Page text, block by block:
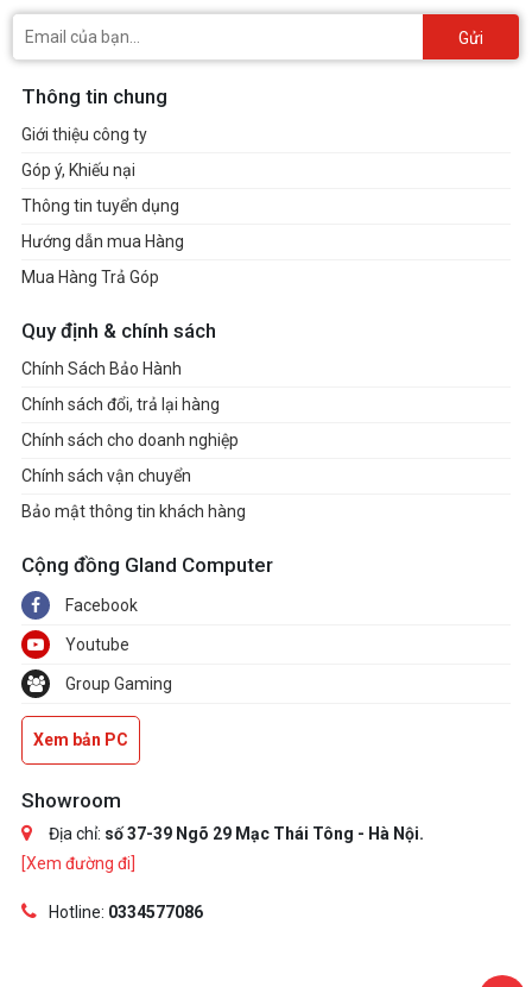
Gửi
Thông tin chung
Giới thiệu công ty
Góp ý, Khiếu nại
Thông tin tuyển dụng
Hướng dẫn mua Hàng
Mua Hàng Trả Góp
Quy định & chính sách
Chính Sách Bảo Hành
Chính sách đổi, trả lại hàng
Chính sách cho doanh nghiệp
Chính sách vận chuyển
Bảo mật thông tin khách hàng
Cộng đồng Gland Computer
Facebook
Youtube
Group Gaming
Xem bản PC
Showroom
Địa chỉ: số 37-39 Ngõ 29 Mạc Thái Tông - Hà Nội.
[Xem đường đi]
Hotline: 0334577086